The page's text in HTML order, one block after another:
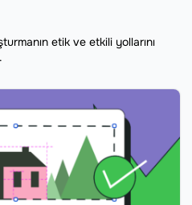
etik ve etkili yollarını